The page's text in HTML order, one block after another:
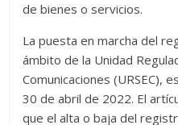
de bienes o servicios.
La puesta en marcha del
ámbito de la Unidad
Comunicaciones (URSEC),
30 de abril de 2022. El
que el alta o baja del